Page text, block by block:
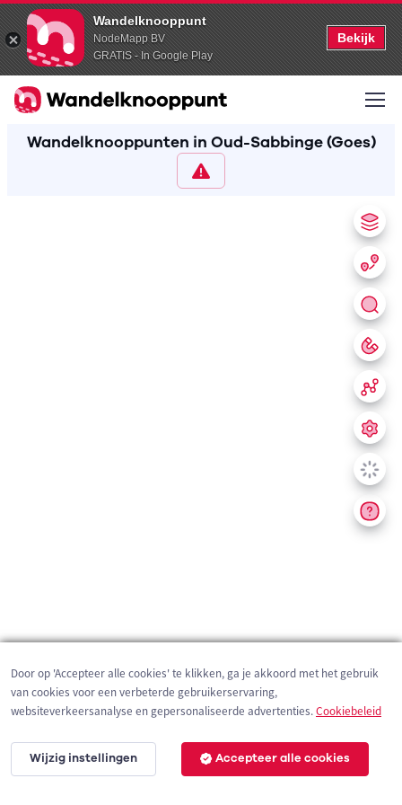
Wandelknooppunt
NodeMapp BV
GRATIS - In Google Play
Bekijk
Wandelknooppunten in Oud-Sabbinge (Goes)
200 m
Door op 'Accepteer alle cookies' te klikken, ga je akkoord met het gebruik
van cookies voor een verbeterde gebruikerservaring,
websiteverkeersanalyse en gepersonaliseerde advertenties.Cookiebeleid
Wijzig instellingen Accepteer alle cookies